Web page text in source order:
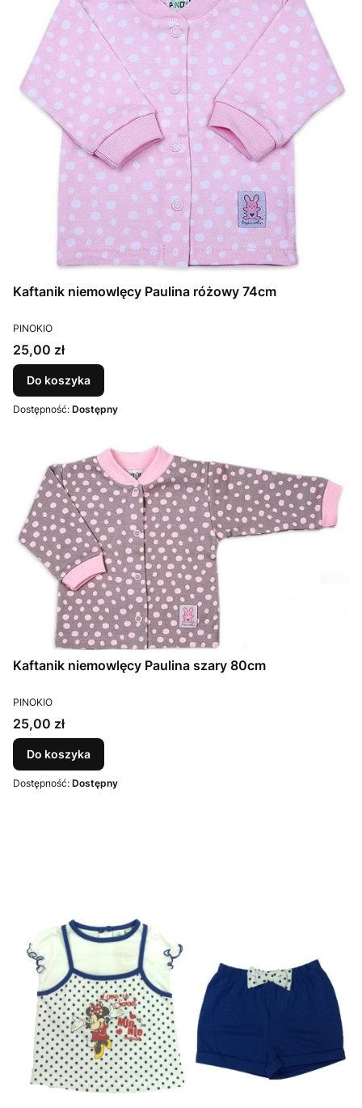
Kaftanik niemowlęcy Paulina różowy 74cm
PRODUCENT
PINOKIO
Cena
25,00 zł
Do koszyka
Dostępność: Dostępny
Kaftanik niemowlęcy Paulina szary 80cm
PRODUCENT
PINOKIO
Cena
25,00 zł
Do koszyka
Dostępność: Dostępny